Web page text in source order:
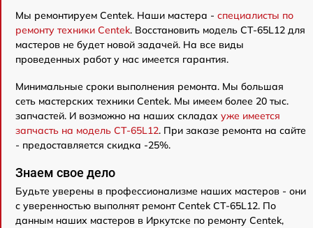
Мы ремонтируем Centek. Наши мастера - специалисты по
ремонту техники Centek. Восстановить модель CT-65L12 для
мастеров не будет новой задачей. На все виды
проведенных работ у нас имеется гарантия.
Минимальные сроки выполнения ремонта. Мы большая
сеть мастерских техники Centek. Мы имеем более 20 тыс.
запчастей. И возможно на наших складах уже имеется
запчасть на модель CT-65L12. При заказе ремонта на сайте
- предоставляется скидка -25%.
Знаем свое дело
Будьте уверены в профессионализме наших мастеров - они
с уверенностью выполнят ремонт Centek CT-65L12. По
данным наших мастеров в Иркутске по ремонту Centek,